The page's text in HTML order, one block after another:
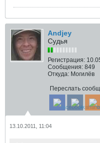
Andjey
Судья
Регистрация:
Сообщения: 849
Откуда: Могилёв
Переслать
13.10.2011, 11:04